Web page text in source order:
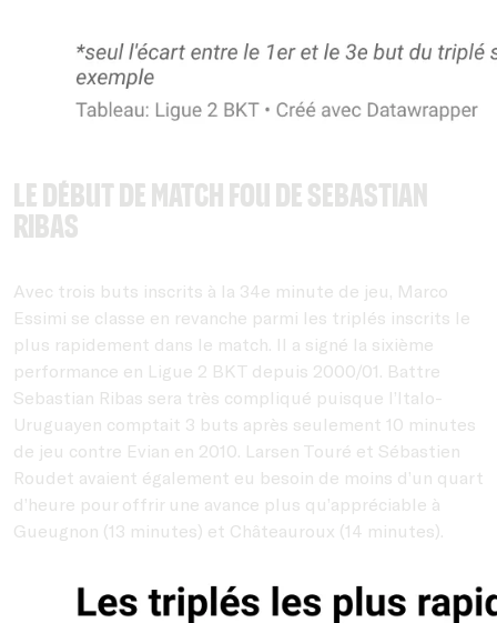
Le début de match fou de Sebastian
Ribas
Avec trois buts inscrits à la 34e minute de jeu, Marco
Essimi se classe en revanche parmi les triplés inscrits le
plus rapidement dans le match. Il a signé la sixième
performance en Ligue 2 BKT depuis 2000/01. Battre
Sebastian Ribas sera très compliqué puisque l’Italo-
Uruguayen comptait 3 buts après seulement 10 minutes
de jeu contre Evian en 2010. Larsen Touré et Sébastien
Roudet avaient également eu besoin de moins d’un quart
d’heure pour offrir une avance plus qu’appréciable à
Gueugnon (13 minutes) et Châteauroux (14 minutes).